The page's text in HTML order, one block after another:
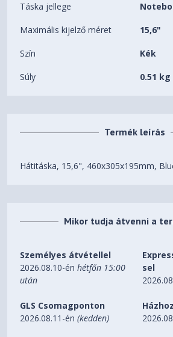
Táska jellege
Maximális kijelző méret 15,6"
Szín Kék
Súly 0.51 kg
Termék leírás
Hátitáska, 15,6", 460x305x195mm,
Mikor tudja átvenni a
Személyes átvétellel
2026.08.10-énhétfőn 15:00
után
sel
GLS Csomagponton
2026.08.11-én(kedden)